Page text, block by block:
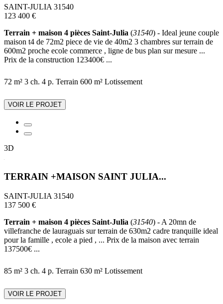
SAINT-JULIA 31540
123 400 €
Terrain + maison 4 pièces Saint-Julia (31540) - Ideal jeune couple
maison t4 de 72m2 piece de vie de 40m2 3 chambres sur terrain de
600m2 proche ecole commerce , ligne de bus plan sur mesure ...
Prix de la construction 123400€ ...
72 m² 3 ch. 4 p. Terrain 600 m² Lotissement
VOIR LE PROJET
3D
TERRAIN +MAISON SAINT JULIA...
SAINT-JULIA 31540
137 500 €
Terrain + maison 4 pièces Saint-Julia (31540) - A 20mn de
villefranche de lauraguais sur terrain de 630m2 cadre tranquille ideal
pour la famille , ecole a pied , ... Prix de la maison avec terrain
137500€ ...
85 m² 3 ch. 4 p. Terrain 630 m² Lotissement
VOIR LE PROJET